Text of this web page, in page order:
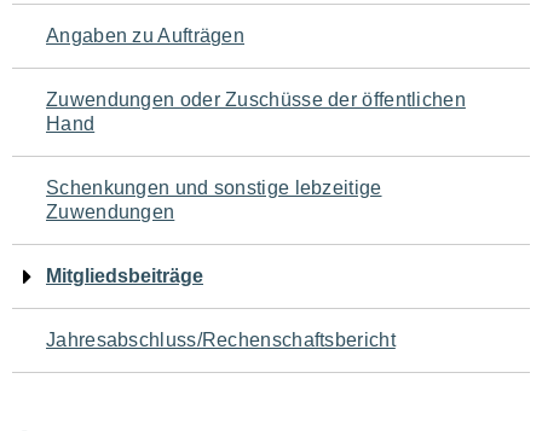
Angaben zu Aufträgen
Zuwendungen oder Zuschüsse der öffentlichen
Hand
Schenkungen und sonstige lebzeitige
Zuwendungen
Mitgliedsbeiträge
Jahresabschluss/Rechenschaftsbericht